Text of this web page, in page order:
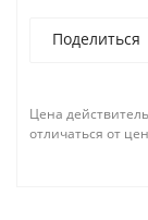
Поделиться
Цена
отличаться от